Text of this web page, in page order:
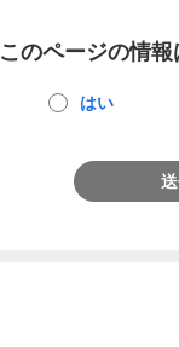
このページの情
はい